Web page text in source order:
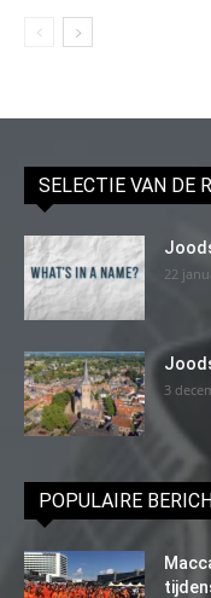
SELECTIE VAN DE
22
3
POPULAIRE